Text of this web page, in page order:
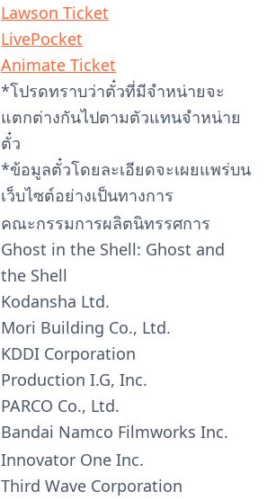
Lawson Ticket
LivePocket
Animate Ticket
*โปรดทราบว่าตั๋วที่มีจำหน่ายจะ
แตกต่างกันไปตามตัวแทนจำหน่าย
ตั๋ว
*ข้อมูลตั๋วโดยละเอียดจะเผยแพร่บน
เว็บไซต์อย่างเป็นทางการ
คณะกรรมการผลิตนิทรรศการ
Ghost in the Shell: Ghost and
the Shell
Kodansha Ltd.
Mori Building Co., Ltd.
KDDI Corporation
Production I.G, Inc.
PARCO Co., Ltd.
Bandai Namco Filmworks Inc.
Innovator One Inc.
Third Wave Corporation